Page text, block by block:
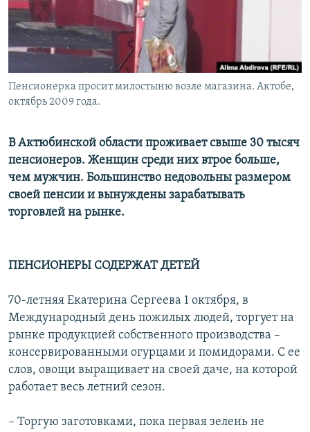
Пенсионерка просит милостыню возле магазина. Актобе,
октябрь 2009 года.
В Актюбинской области проживает свыше 30 тысяч
пенсионеров. Женщин среди них втрое больше,
чем мужчин. Большинство недовольны размером
своей пенсии и вынуждены зарабатывать
торговлей на рынке.
ПЕНСИОНЕРЫ СОДЕРЖАТ ДЕТЕЙ
70-летняя Екатерина Сергеева 1 октября, в
Международный день пожилых людей, торгует на
рынке продукцией собственного производства –
консервированными огурцами и помидорами. С ее
слов, овощи выращивает на своей даче, на которой
работает весь летний сезон.
– Торгую заготовками, пока первая зелень не